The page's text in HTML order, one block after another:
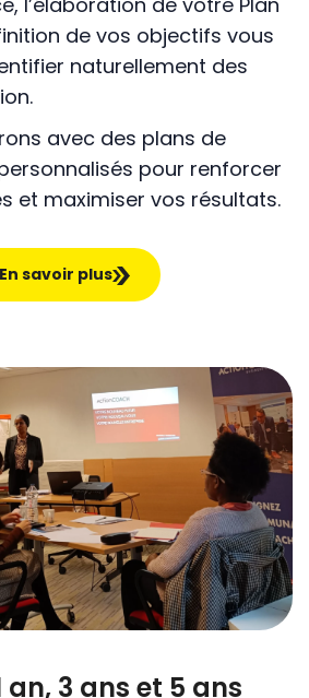
de vos objectifs vous
naturellement des
avec des plans de
pour renforcer
et maximiser vos résultats.
En savoir plus
an, 3 ans et 5 ans